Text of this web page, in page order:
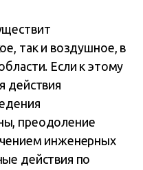
так и воздушное, в
Если к этому
действия
преодоление
инженерных
действия по